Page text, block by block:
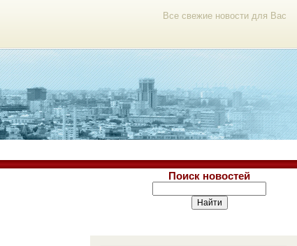
Все свежие новости для Вас
Поиск новостей